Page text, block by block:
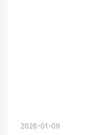
2026-01-09